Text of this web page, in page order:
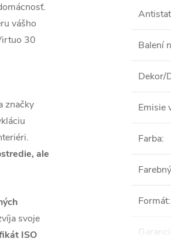
vášho
30
značky
ale
svoje
ISO
Balení
Dekor/
Emisie
Farba:
Formát: